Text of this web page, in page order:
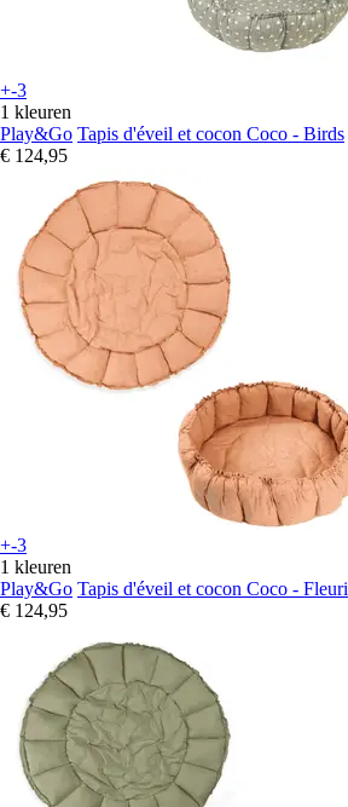
+-3
1 kleuren
Play&Go Tapis d'éveil et cocon Coco - Birds
€ 124,95
+-3
1 kleuren
Play&Go Tapis d'éveil et cocon Coco - Fleuri
€ 124,95